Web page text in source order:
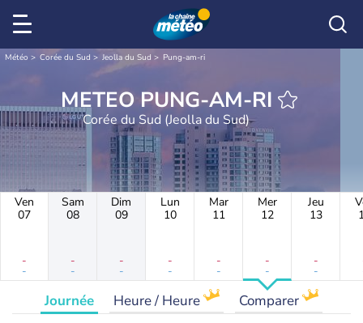
Météo Corée du Sud Jeolla du Sud Pung-am-ri
METEO PUNG-AM-RI
Corée du Sud (Jeolla du Sud)
Ven
07
-
-
Sam
08
-
-
Dim
09
-
-
Lun
10
-
-
Mar
11
-
-
Mer
12
-
-
Jeu
13
-
-
Journée Heure / Heure Comparer